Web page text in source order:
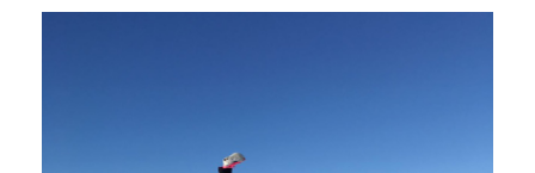
–